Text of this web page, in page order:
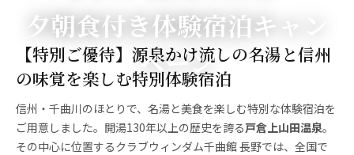
夕朝食付き体験宿泊キャン
ペーン
【特別ご優待】源泉かけ流しの名湯と信州
の味覚を楽しむ特別体験宿泊
信州・千曲川のほとりで、名湯と美食を楽しむ特別な体験宿泊を
ご用意しました。開湯130年以上の歴史を誇る戸倉上山田温泉。
その中心に位置するクラブウィンダム千曲館 長野では、全国で